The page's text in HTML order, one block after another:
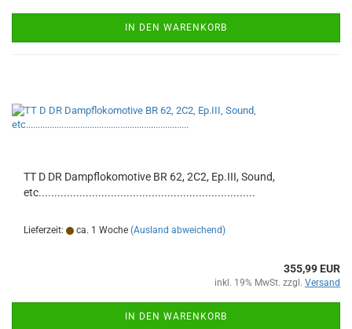
IN DEN WARENKORB
TT D DR Dampflokomotive BR 62, 2C2, Ep.III, Sound,
etc.....................................................................
Lieferzeit: ca. 1 Woche (Ausland abweichend)
355,99 EUR
inkl. 19% MwSt. zzgl. Versand
IN DEN WARENKORB